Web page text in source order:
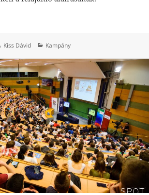
Szerző
Kiss Dávid Kategória
Kampány